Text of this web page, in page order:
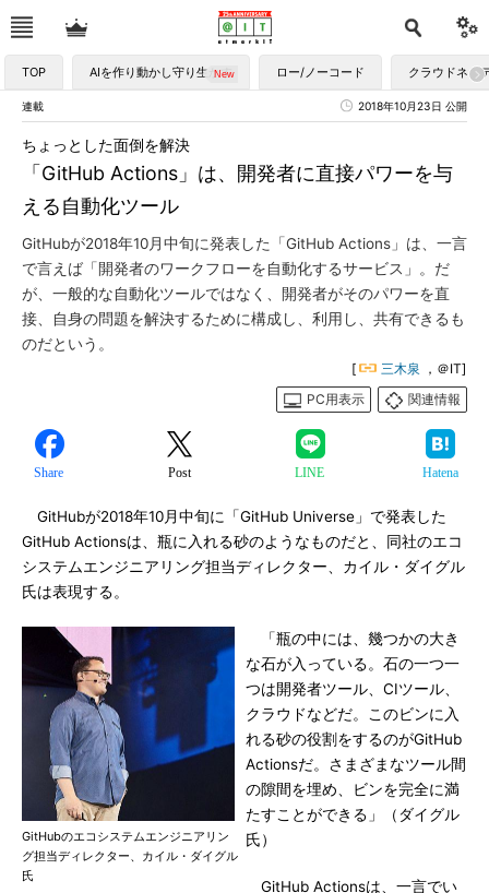
TOP AIを作り動かし守り生かす ロー/ノーコード クラウドネイ
連載 2018年10月23日 公開
「GitHub Actions」は、開発者に直接パワーを与
える自動化ツール
ちょっとした面倒を解決
GitHubが2018年10月中旬に発表した「GitHub Actions」は、一言
で言えば「開発者のワークフローを自動化するサービス」。だ
が、一般的な自動化ツールではなく、開発者がそのパワーを直
接、自身の問題を解決するために構成し、利用し、共有できるも
のだという。
[ 三木泉 ，＠IT]
PC用表示
関連情報
Share Post LINE Hatena
GitHubが2018年10月中旬に「GitHub Universe」で発表した
GitHub Actionsは、瓶に入れる砂のようなものだと、同社のエコ
システムエンジニアリング担当ディレクター、カイル・ダイグル
氏は表現する。
GitHubのエコシステムエンジニアリン
グ担当ディレクター、カイル・ダイグル
氏
「瓶の中には、幾つかの大き
な石が入っている。石の一つ一
つは開発者ツール、CIツール、
クラウドなどだ。このビンに入
れる砂の役割をするのがGitHub
Actionsだ。さまざまなツール間
の隙間を埋め、ビンを完全に満
たすことができる」（ダイグル
氏）
GitHub Actionsは、一言でい